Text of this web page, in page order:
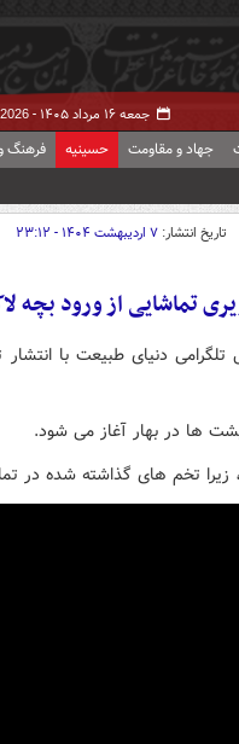
جمعه ۱۶ مرداد ۱۴۰۵ -
جهاد و مقاومت حسینیه فرهنگ
تاریخ انتشار: ۷ اردیبهشت ۱۴۰۴ - ۲۳:۱۲
تماشایی از ورود بچه
تلگرامی دنیای طبیعت با
ها در بهار آغاز می شود.
تخم های گذاشته شده در